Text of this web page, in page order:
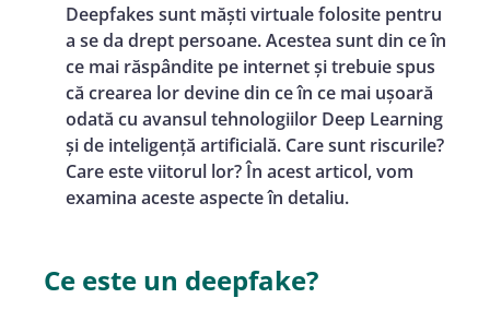
Deepfakes sunt măști virtuale folosite pentru
a se da drept persoane. Acestea sunt din ce în
ce mai răspândite pe internet și trebuie spus
că crearea lor devine din ce în ce mai ușoară
odată cu avansul tehnologiilor Deep Learning
și de inteligență artificială. Care sunt riscurile?
Care este viitorul lor? În acest articol, vom
examina aceste aspecte în detaliu.
Ce este un deepfake?